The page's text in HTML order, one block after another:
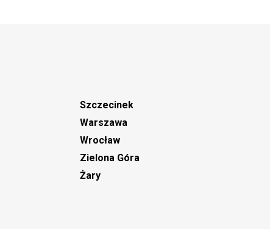
Szczecinek
Warszawa
Wrocław
Zielona Góra
Żary